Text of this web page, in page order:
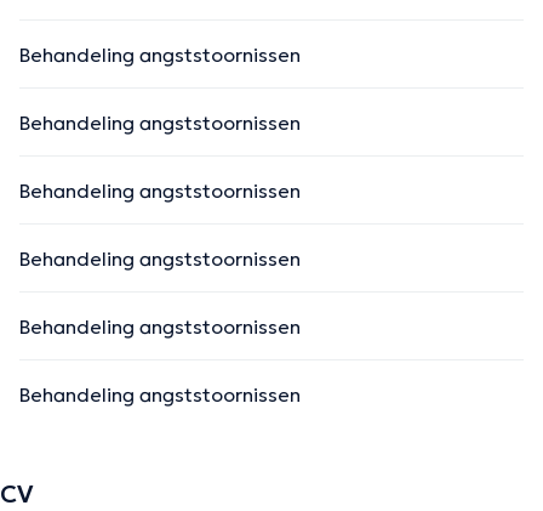
Behandeling angststoornissen
Behandeling angststoornissen
Behandeling angststoornissen
Behandeling angststoornissen
Behandeling angststoornissen
Behandeling angststoornissen
CV